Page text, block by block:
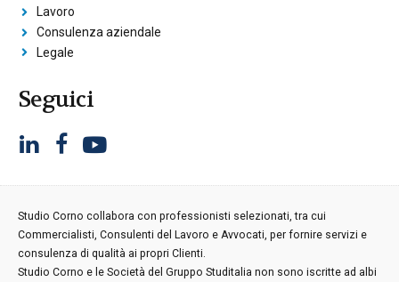
Lavoro
Consulenza aziendale
Legale
Seguici
Studio Corno collabora con professionisti selezionati, tra cui
Commercialisti, Consulenti del Lavoro e Avvocati, per fornire servizi e
consulenza di qualità ai propri Clienti.
Studio Corno e le Società del Gruppo Studitalia non sono iscritte ad albi